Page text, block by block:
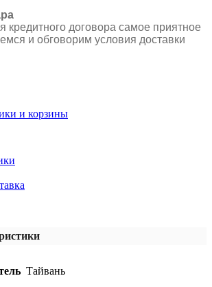
кредитного договора самое приятное
и обговорим условия доставки
и корзины
Тайвань